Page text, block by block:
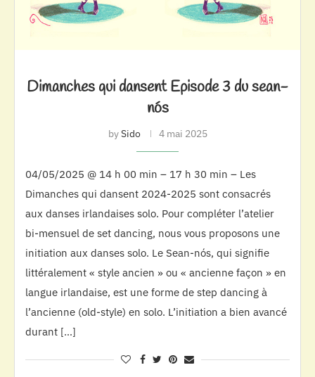
Dimanches qui dansent Episode 3 du sean-
nós
bySido 4 mai 2025
04/05/2025 @ 14 h 00 min – 17 h 30 min – Les
Dimanches qui dansent 2024-2025 sont consacrés
aux danses irlandaises solo. Pour compléter l’atelier
bi-mensuel de set dancing, nous vous proposons une
initiation aux danses solo. Le Sean-nós, qui signifie
littéralement « style ancien » ou « ancienne façon » en
langue irlandaise, est une forme de step dancing à
l’ancienne (old-style) en solo. L’initiation a bien avancé
durant […]